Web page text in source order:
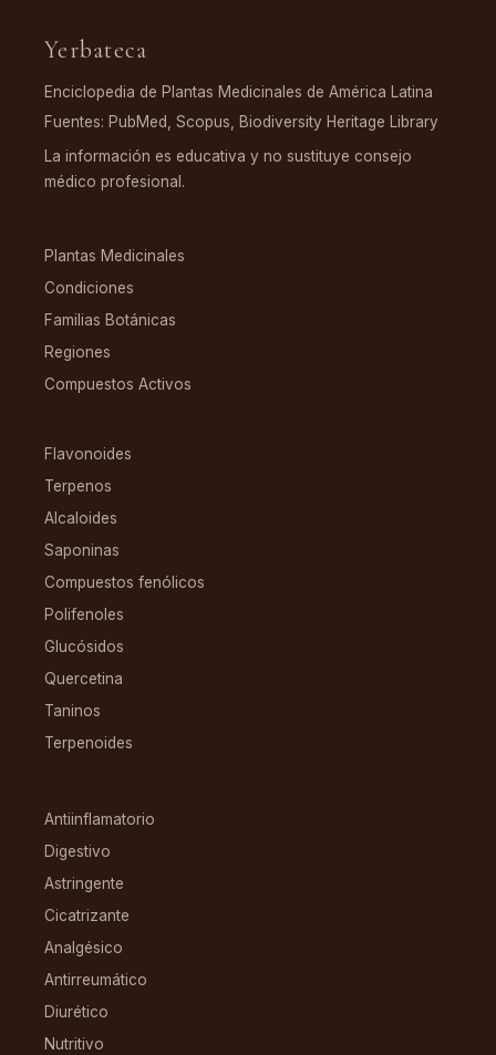
Yerbateca
Enciclopedia de Plantas Medicinales de América Latina
Fuentes: PubMed, Scopus, Biodiversity Heritage Library
La información es educativa y no sustituye consejo
médico profesional.
Plantas Medicinales
Condiciones
Familias Botánicas
Regiones
Compuestos Activos
Flavonoides
Terpenos
Alcaloides
Saponinas
Compuestos fenólicos
Polifenoles
Glucósidos
Quercetina
Taninos
Terpenoides
Antiinflamatorio
Digestivo
Astringente
Cicatrizante
Analgésico
Antirreumático
Diurético
Nutritivo